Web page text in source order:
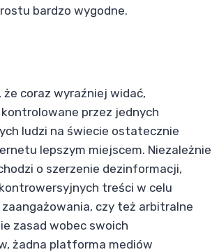
bardzo wygodne.
że coraz wyraźniej widać,
przez jednych
ludzi na świecie ostatecznie
lepszym miejscem. Niezależnie
o szerzenie dezinformacji,
treści w celu
czy też arbitralne
zasad wobec swoich
żadna platforma mediów